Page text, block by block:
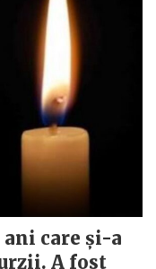
ani care și-a
A fost